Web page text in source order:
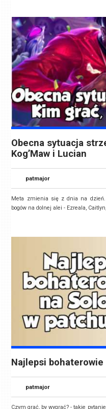
Obecna sytuacja
Kog’Maw i Lucian
patmajor
Meta zmienia się z dnia na dzień.
bogów na dolnej alei - Ezreala,
Najlepsi
patmajor
Czym grać, by wygrać? - takie